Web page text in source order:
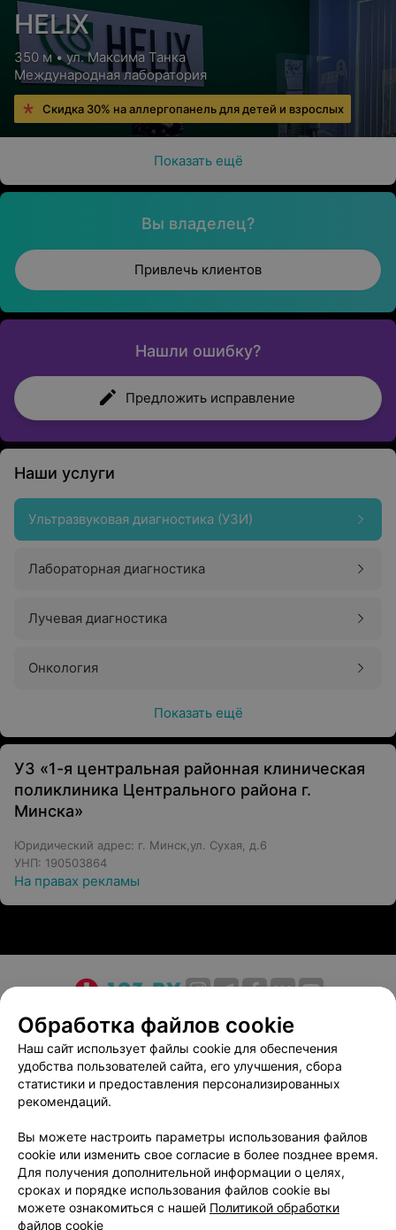
HELIX
350 м • ул. Максима Танка
Международная лаборатория
Скидка 30% на аллергопанель для детей и взрослых
Показать ещё
Вы владелец?
Привлечь клиентов
Нашли ошибку?
Предложить исправление
Наши услуги
Ультразвуковая диагностика (УЗИ)
Лабораторная диагностика
Лучевая диагностика
Онкология
Показать ещё
УЗ «1-я центральная районная клиническая
поликлиника Центрального района г.
Минска»
Юридический адрес: г. Минск,ул. Сухая, д.6
УНП: 190503864
На правах рекламы
О проекте Новости проекта
Размещение рекламы
Медицинский маркетинг
Публичный договор
Пользовательское соглашение
Способы оплаты
Вакансии
Партнеры
Написать в поддержку
Персональные настройки cookie
Обработка персональных данных
Обработка файлов cookie
Наш сайт использует файлы cookie для обеспечения
удобства пользователей сайта, его улучшения, сбора
статистики и предоставления персонализированных
рекомендаций.
Вы можете настроить параметры использования файлов
cookie или изменить свое согласие в более позднее время.
Для получения дополнительной информации о целях,
сроках и порядке использования файлов cookie вы
можете ознакомиться с нашей Политикой обработки
файлов cookie